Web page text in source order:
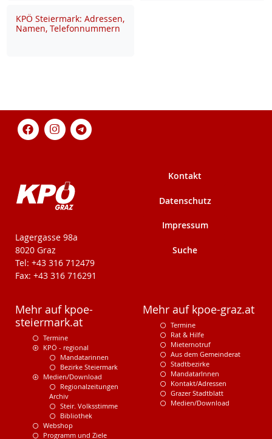
KPÖ Steiermark: Adressen,
Namen, Telefonnummern
KPÖ-Steiermark
Lagergasse 98a
8020 Graz
Tel: +43 316 712479
Fax: +43 316 716291
Kontakt
Datenschutz
Impressum
Suche
Mehr auf kpoe-
steiermark.at
Termine
KPÖ - regional
Mandatarinnen
Bezirke Steiermark
Medien/Download
Regionalzeitungen
Archiv
Steir. Volksstimme
Bibliothek
Webshop
Programm und Ziele
Mehr auf kpoe-graz.at
Termine
Rat & Hilfe
Mieternotruf
Aus dem Gemeinderat
Stadtbezirke
MandatarInnen
Kontakt/Adressen
Grazer Stadtblatt
Medien/Download